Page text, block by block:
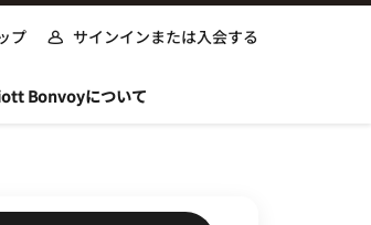
プ サインインまたは入会する
Bonvoyについて